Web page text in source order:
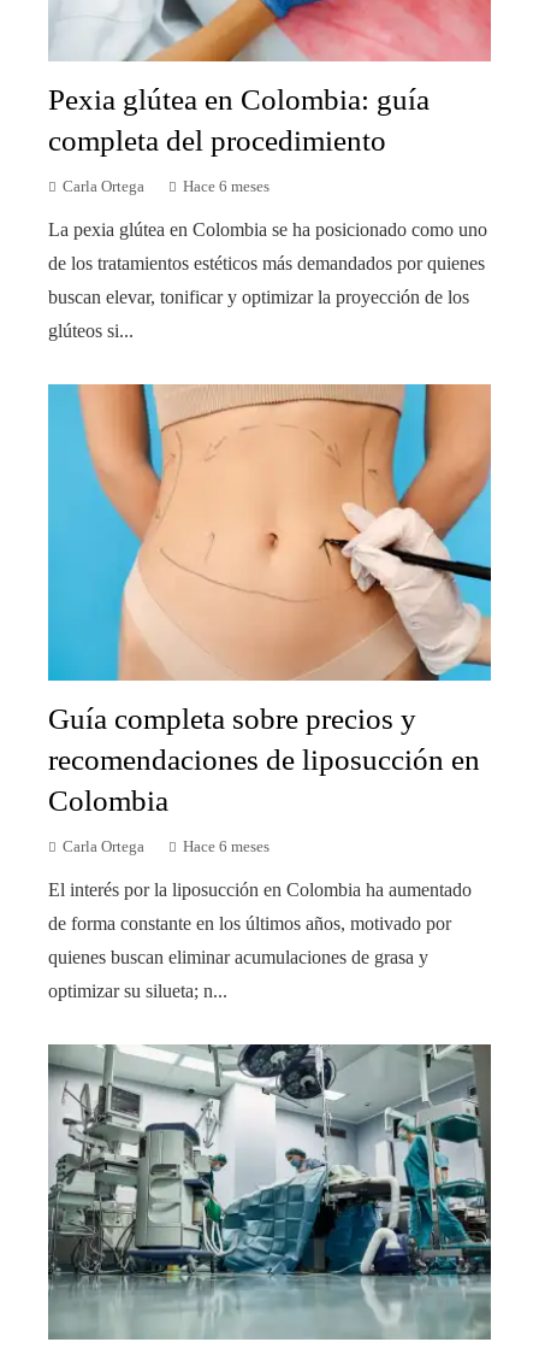
Pexia glútea en Colombia: guía
completa del procedimiento
Carla Ortega Hace 6 meses
La pexia glútea en Colombia se ha posicionado como uno
de los tratamientos estéticos más demandados por quienes
buscan elevar, tonificar y optimizar la proyección de los
glúteos si...
Guía completa sobre precios y
recomendaciones de liposucción en
Colombia
Carla Ortega Hace 6 meses
El interés por la liposucción en Colombia ha aumentado
de forma constante en los últimos años, motivado por
quienes buscan eliminar acumulaciones de grasa y
optimizar su silueta; n...